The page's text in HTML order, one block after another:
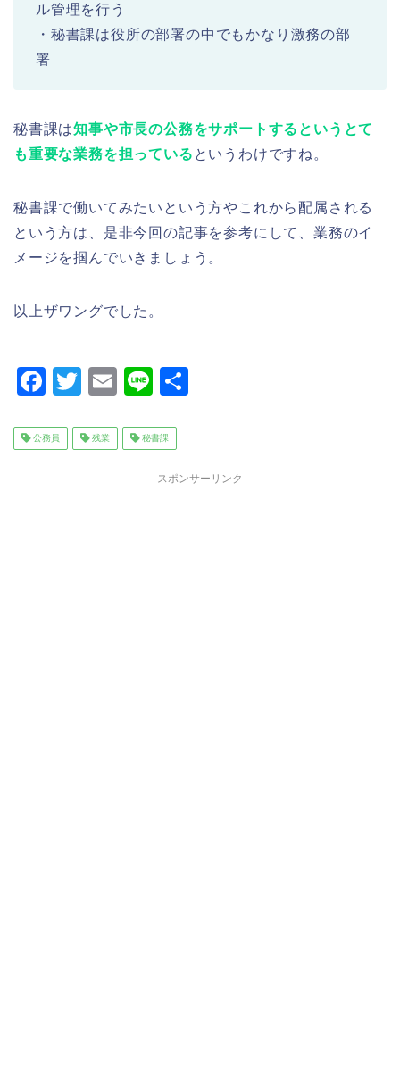
ル管理を行う
・秘書課は役所の部署の中でもかなり激務の部
署
秘書課は知事や市長の公務をサポートするというとて
も重要な業務を担っている というわけですね。
秘書課で働いてみたいという方やこれから配属される
という方は、是非今回の記事を参考にして、業務のイ
メージを掴んでいきましょう。
以上ザワングでした。
F
c
T
tt
E
ai
Li
e
公務員 残業 秘書課
スポンサーリンク